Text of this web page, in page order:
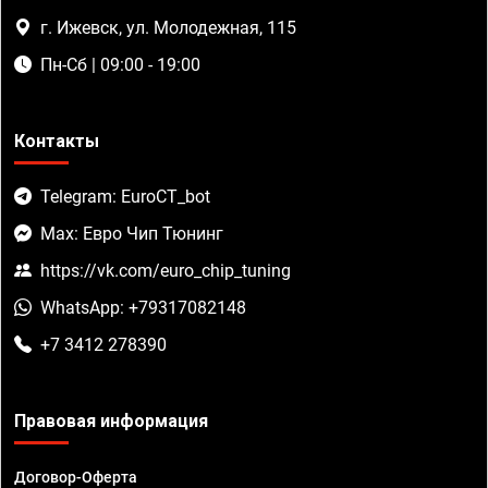
г. Ижевск, ул. Молодежная, 115
Пн-Сб | 09:00 - 19:00
Контакты
Telegram: EuroCT_bot
Max: Евро Чип Тюнинг
https://vk.com/euro_chip_tuning
WhatsApp: +79317082148
+7 3412 278390
Правовая информация
Договор-Оферта